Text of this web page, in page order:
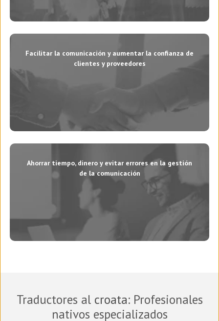
Facilitar la comunicación y aumentar la confianza de
clientes y proveedores
Ahorrar tiempo, dinero y evitar errores en la gestión
de la comunicación
Traductores al croata: Profesionales
nativos especializados